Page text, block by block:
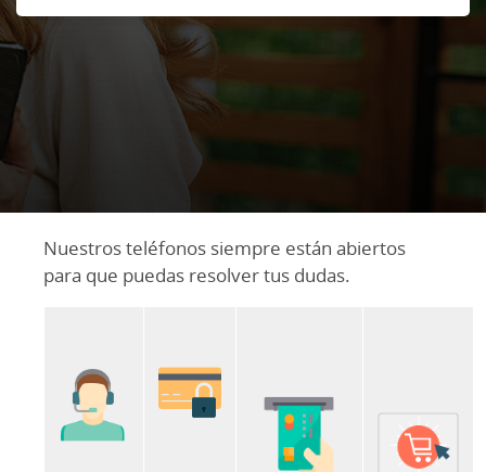
Nuestros teléfonos siempre están abiertos
para que puedas resolver tus dudas.